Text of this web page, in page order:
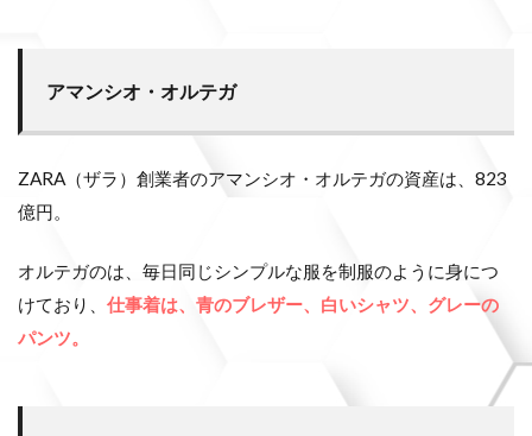
アマンシオ・オルテガ
ZARA（ザラ）創業者のアマンシオ・オルテガの資産は、823
億円。
オルテガのは、毎日同じシンプルな服を制服のように身につ
けており、 仕事着は、青のブレザー、白いシャツ、グレーの
パンツ。